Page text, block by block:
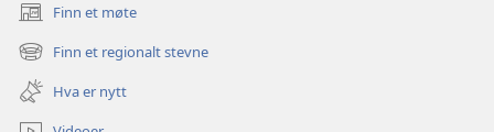
Finn et møte
(åpner
nytt
vindu)
Finn et regionalt stevne
(åpner
nytt
vindu)
Hva er nytt